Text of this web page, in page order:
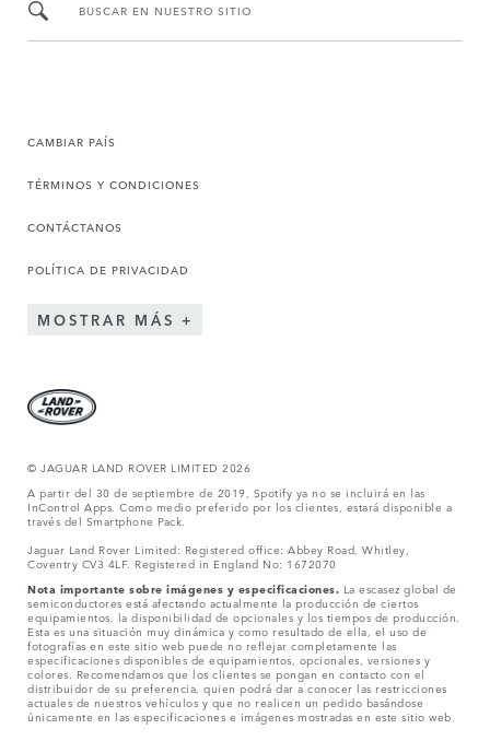
BUSCAR EN NUESTRO SITIO
CAMBIAR PAÍS
TÉRMINOS Y CONDICIONES
CONTÁCTANOS
POLÍTICA DE PRIVACIDAD
MOSTRAR MÁS
© JAGUAR LAND ROVER LIMITED 2026
A partir del 30 de septiembre de 2019, Spotify ya no se incluirá en las
InControl Apps. Como medio preferido por los clientes, estará disponible a
través del Smartphone Pack.
Jaguar Land Rover Limited: Registered office: Abbey Road, Whitley,
Coventry CV3 4LF. Registered in England No: 1672070
Nota importante sobre imágenes y especificaciones. La escasez global de
semiconductores está afectando actualmente la producción de ciertos
equipamientos, la disponibilidad de opcionales y los tiempos de producción.
Esta es una situación muy dinámica y como resultado de ella, el uso de
fotografías en este sitio web puede no reflejar completamente las
especificaciones disponibles de equipamientos, opcionales, versiones y
colores. Recomendamos que los clientes se pongan en contacto con el
distribuidor de su preferencia, quien podrá dar a conocer las restricciones
actuales de nuestros vehículos y que no realicen un pedido basándose
únicamente en las especificaciones e imágenes mostradas en este sitio web.